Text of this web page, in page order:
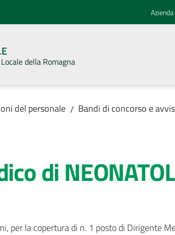
Azienda
della Romagna
del personale / Bandi di concorso e
di
per la copertura di n. 1 posto di Dirigente